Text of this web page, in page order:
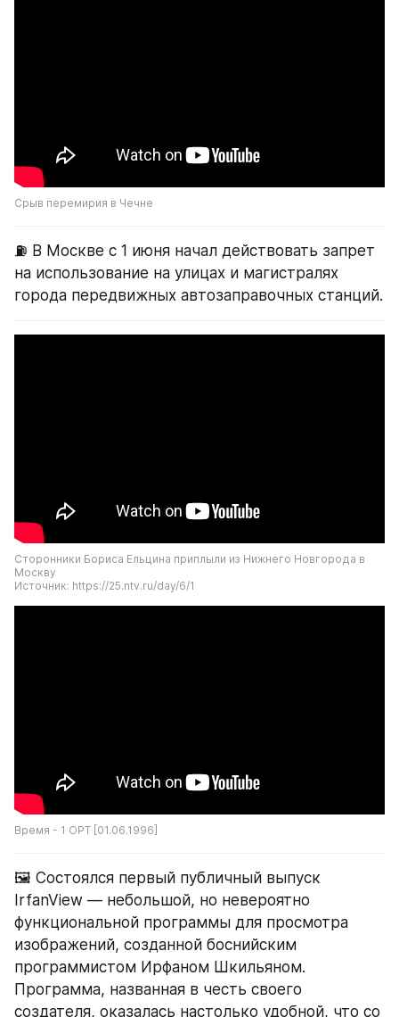
Срыв перемирия в Чечне
⛽️ В Москве с 1 июня начал действовать запрет
на использование на улицах и магистралях
города передвижных автозаправочных станций.
Сторонники Бориса Ельцина приплыли из Нижнего Новгорода в
Москву
Источник: https://25.ntv.ru/day/6/1
Время - 1 ОРТ [01.06.1996]
🖼️ Состоялся первый публичный выпуск
IrfanView — небольшой, но невероятно
функциональной программы для просмотра
изображений, созданной боснийским
программистом Ирфаном Шкильяном.
Программа, названная в честь своего
создателя, оказалась настолько удобной, что со